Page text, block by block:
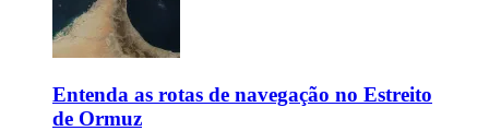
Entenda as rotas de navegação no Estreito
de Ormuz